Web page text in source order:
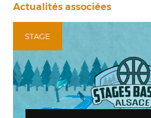
Actualités associées
STAGE